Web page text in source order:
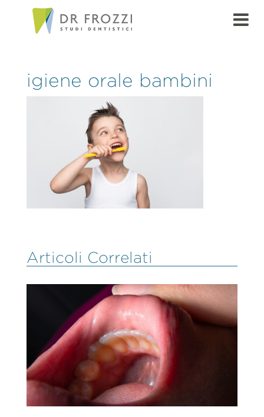
igiene orale bambini
Articoli Correlati